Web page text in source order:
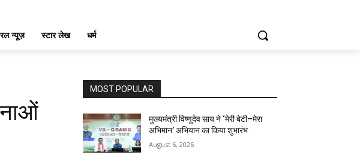
न्यूज़ स्टार लेख धर्म
MOST POPULAR
मुख्यमंत्री विष्णुदेव साय ने ‘मेरी बेटी–मेरा
अभिमान’ अभियान का किया शुभारंभ
August 6, 2026